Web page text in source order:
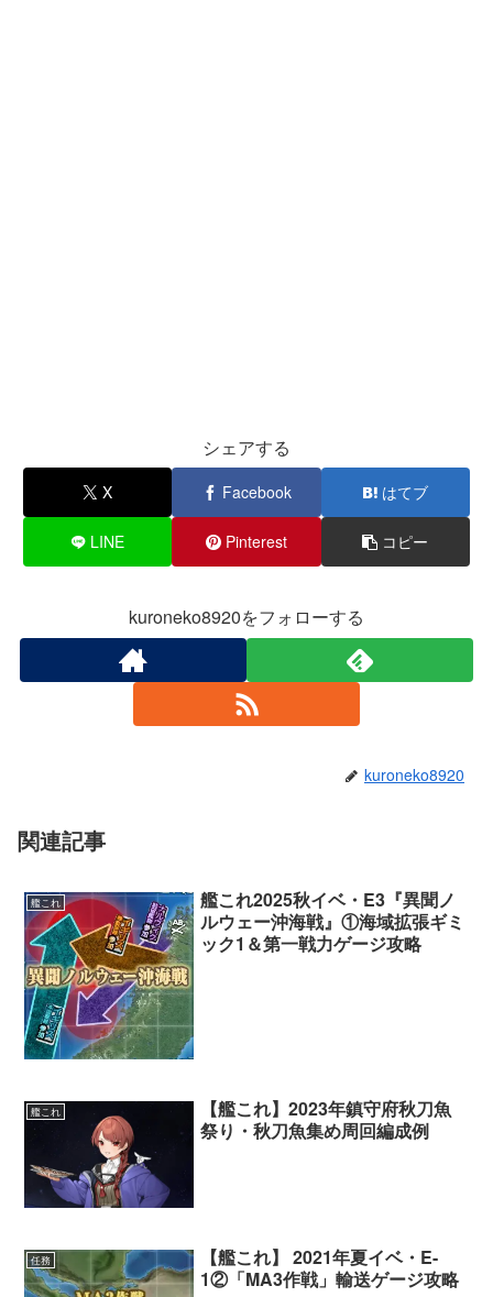
シェアする
X Facebook はてブ
LINE Pinterest コピー
kuroneko8920をフォローする
kuroneko8920
関連記事
艦これ
艦これ2025秋イベ・E3『異聞ノ
ルウェー沖海戦』①海域拡張ギミ
ック1＆第一戦力ゲージ攻略
艦これ
【艦これ】2023年鎮守府秋刀魚
祭り・秋刀魚集め周回編成例
任務
【艦これ】 2021年夏イベ・E-
1②「MA3作戦」輸送ゲージ攻略